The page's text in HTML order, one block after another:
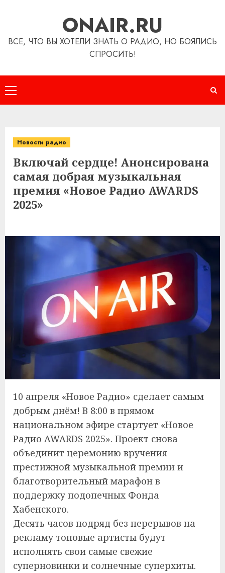
ONAIR.RU
ВСЕ, ЧТО ВЫ ХОТЕЛИ ЗНАТЬ О РАДИО, НО БОЯЛИСЬ
СПРОСИТЬ!
Основное
меню
Новости радио
Включай сердце! Анонсирована
самая добрая музыкальная
премия «Новое Радио AWARDS
2025»
10 апреля «Новое Радио» сделает самым
добрым днём! В 8:00 в прямом
национальном эфире стартует «Новое
Радио AWARDS 2025». Проект снова
объединит церемонию вручения
престижной музыкальной премии и
благотворительный марафон в
поддержку подопечных Фонда
Хабенского.
Десять часов подряд без перерывов на
рекламу топовые артисты будут
исполнять свои самые свежие
суперновинки и солнечные суперхиты.